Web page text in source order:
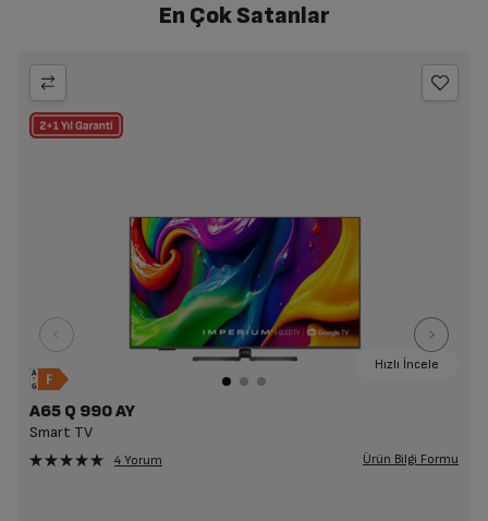
En Çok Satanlar
Hızlı İncele
A65 Q 990 AY
Smart TV
4 Yorum Ürün Bilgi Formu